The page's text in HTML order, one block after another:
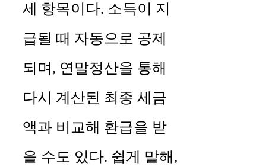
세 항목이다. 소득이 지
급될 때 자동으로 공제
되며, 연말정산을 통해
다시 계산된 최종 세금
액과 비교해 환급을 받
을 수도 있다. 쉽게 말해,